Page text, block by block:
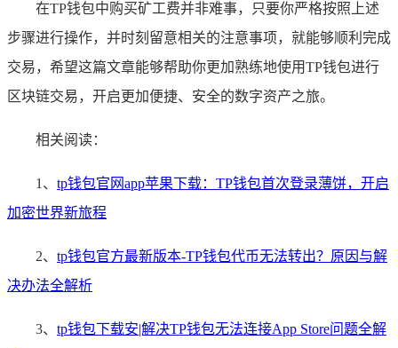
在TP钱包中购买矿工费并非难事，只要你严格按照上述
步骤进行操作，并时刻留意相关的注意事项，就能够顺利完成
交易，希望这篇文章能够帮助你更加熟练地使用TP钱包进行
区块链交易，开启更加便捷、安全的数字资产之旅。
相关阅读：
1、 tp钱包官网app苹果下载：TP钱包首次登录薄饼，开启
加密世界新旅程
2、 tp钱包官方最新版本-TP钱包代币无法转出？原因与解
决办法全解析
3、 tp钱包下载安|解决TP钱包无法连接App Store问题全解